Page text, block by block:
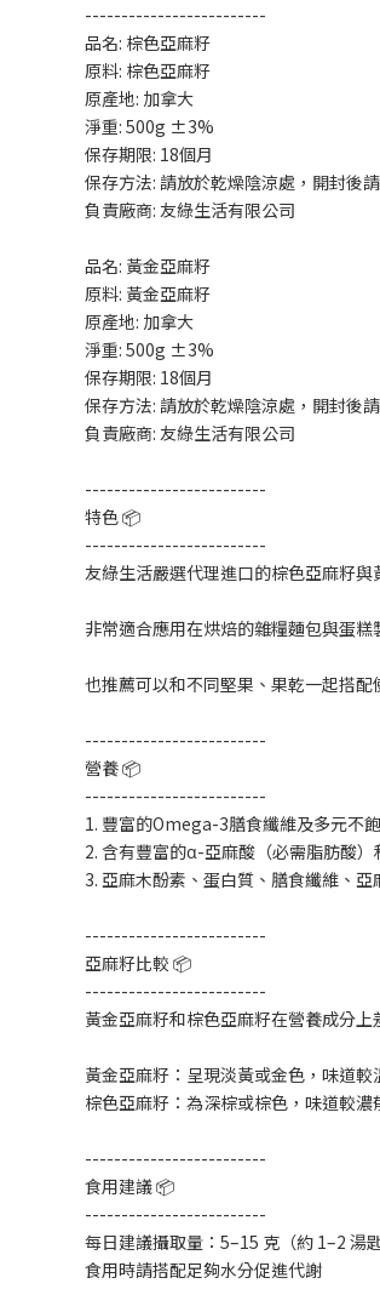
-------------------------
品名: 棕色亞麻籽
原料: 棕色亞麻籽
原產地: 加拿大
淨重: 500g ±3%
保存期限: 18個月
保存方法: 請放於乾燥陰涼處，開封後
負責廠商: 友綠生活有限公司
品名: 黃金亞麻籽
原料: 黃金亞麻籽
原產地: 加拿大
淨重: 500g ±3%
保存期限: 18個月
保存方法: 請放於乾燥陰涼處，開封後
負責廠商: 友綠生活有限公司
-------------------------
特色 📦
-------------------------
友綠生活嚴選代理進口的棕色亞麻籽
非常適合應用在烘焙的雜糧麵包與蛋
也推薦可以和不同堅果、果乾一起搭
-------------------------
營養 📦
-------------------------
1. 豐富的Omega-3膳食纖維及多元不
2. 含有豐富的α-亞麻酸（必需脂肪酸）
3. 亞麻木酚素、蛋白質、膳食纖維、
-------------------------
亞麻籽比較 📦
-------------------------
黃金亞麻籽和棕色亞麻籽在營養成分
黃金亞麻籽：呈現淡黃或金色，味道
棕色亞麻籽：為深棕或棕色，味道較
-------------------------
食用建議 📦
-------------------------
每日建議攝取量：5–15 克（約 1–2 湯匙
食用時請搭配足夠水分促進代謝